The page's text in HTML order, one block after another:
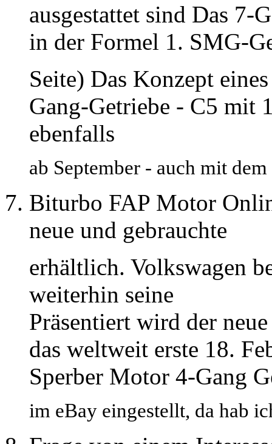
ausgestattet sind Das 7-
in der Formel 1. SMG-
Seite) Das Konzept
Gang-Getriebe - C5 mit
ebenfalls
ab September - auch mit
Biturbo FAP Motor
neue und gebrauchte
erhältlich. Volkswagen
weiterhin seine
Präsentiert wird der
das weltweit erste 18.
Sperber Motor 4-Gang
im eBay eingestellt, da hab